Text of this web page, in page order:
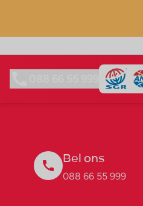
Bel ons
088 66 55 999